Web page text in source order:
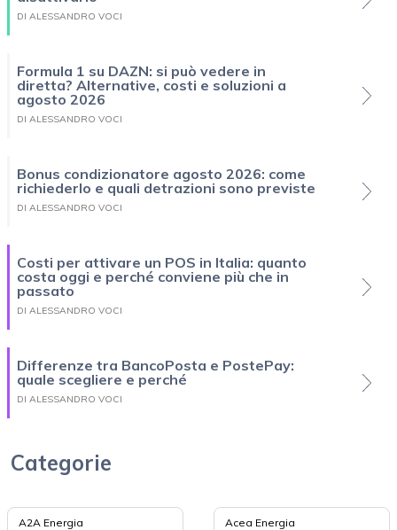
DI ALESSANDRO VOCI
Formula 1 su DAZN: si può vedere in
diretta? Alternative, costi e soluzioni a
agosto 2026
DI ALESSANDRO VOCI
Bonus condizionatore agosto 2026: come
richiederlo e quali detrazioni sono previste
DI ALESSANDRO VOCI
Costi per attivare un POS in Italia: quanto
costa oggi e perché conviene più che in
passato
DI ALESSANDRO VOCI
Differenze tra BancoPosta e PostePay:
quale scegliere e perché
DI ALESSANDRO VOCI
Categorie
A2A Energia Acea Energia